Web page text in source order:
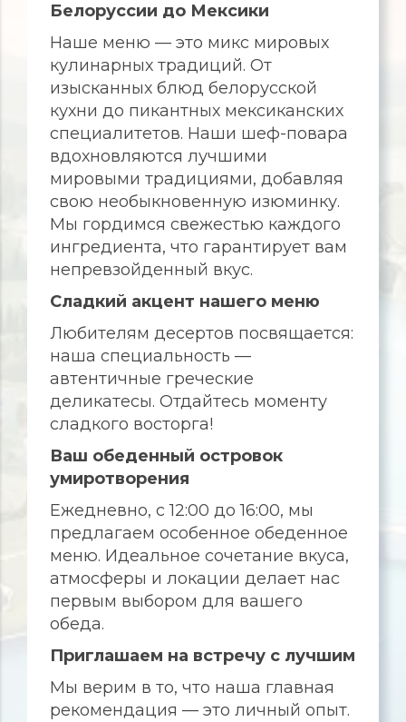
Белоруссии до Мексики
Наше меню — это микс мировых
кулинарных традиций. От
изысканных блюд белорусской
кухни до пикантных мексиканских
специалитетов. Наши шеф-повара
вдохновляются лучшими
мировыми традициями, добавляя
свою необыкновенную изюминку.
Мы гордимся свежестью каждого
ингредиента, что гарантирует вам
непревзойденный вкус.
Сладкий акцент нашего меню
Любителям десертов посвящается:
наша специальность —
автентичные греческие
деликатесы. Отдайтесь моменту
сладкого восторга!
Ваш обеденный островок
умиротворения
Ежедневно, с 12:00 до 16:00, мы
предлагаем особенное обеденное
меню. Идеальное сочетание вкуса,
атмосферы и локации делает нас
первым выбором для вашего
обеда.
Приглашаем на встречу с лучшим
Мы верим в то, что наша главная
рекомендация — это личный опыт.